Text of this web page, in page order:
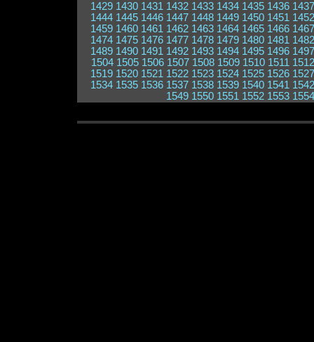
1429 1430 1431 1432 1433 1434 1435 1436 1437
1444 1445 1446 1447 1448 1449 1450 1451 1452
1459 1460 1461 1462 1463 1464 1465 1466 1467
1474 1475 1476 1477 1478 1479 1480 1481 1482
1489 1490 1491 1492 1493 1494 1495 1496 1497
1504 1505 1506 1507 1508 1509 1510 1511 1512
1519 1520 1521 1522 1523 1524 1525 1526 1527
1534 1535 1536 1537 1538 1539 1540 1541 1542
1549 1550 1551 1552 1553 1554